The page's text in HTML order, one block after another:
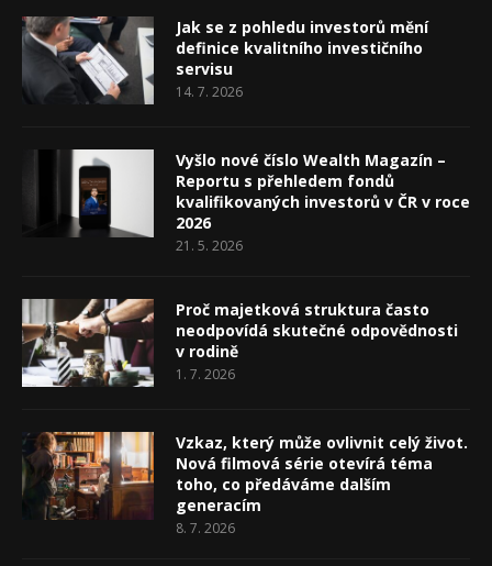
Jak se z pohledu investorů mění
definice kvalitního investičního
servisu
14. 7. 2026
Vyšlo nové číslo Wealth Magazín –
Reportu s přehledem fondů
kvalifikovaných investorů v ČR v roce
2026
21. 5. 2026
Proč majetková struktura často
neodpovídá skutečné odpovědnosti
v rodině
1. 7. 2026
Vzkaz, který může ovlivnit celý život.
Nová filmová série otevírá téma
toho, co předáváme dalším
generacím
8. 7. 2026